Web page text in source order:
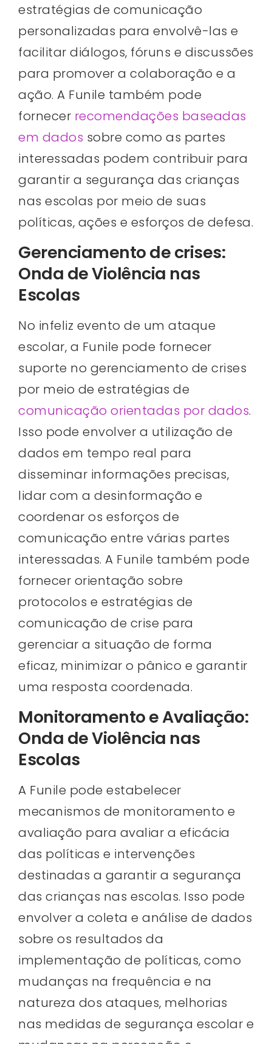
estratégias de comunicação
personalizadas para envolvê-las e
facilitar diálogos, fóruns e discussões
para promover a colaboração e a
ação. A Funile também pode
fornecer recomendações baseadas
em dados sobre como as partes
interessadas podem contribuir para
garantir a segurança das crianças
nas escolas por meio de suas
políticas, ações e esforços de defesa.
Gerenciamento de crises:
Onda de Violência nas
Escolas
No infeliz evento de um ataque
escolar, a Funile pode fornecer
suporte no gerenciamento de crises
por meio de estratégias de
comunicação orientadas por dados.
Isso pode envolver a utilização de
dados em tempo real para
disseminar informações precisas,
lidar com a desinformação e
coordenar os esforços de
comunicação entre várias partes
interessadas. A Funile também pode
fornecer orientação sobre
protocolos e estratégias de
comunicação de crise para
gerenciar a situação de forma
eficaz, minimizar o pânico e garantir
uma resposta coordenada.
Monitoramento e Avaliação:
Onda de Violência nas
Escolas
A Funile pode estabelecer
mecanismos de monitoramento e
avaliação para avaliar a eficácia
das políticas e intervenções
destinadas a garantir a segurança
das crianças nas escolas. Isso pode
envolver a coleta e análise de dados
sobre os resultados da
implementação de políticas, como
mudanças na frequência e na
natureza dos ataques, melhorias
nas medidas de segurança escolar e